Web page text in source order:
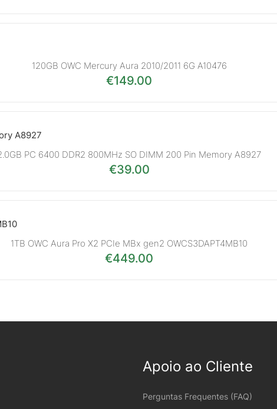
120GB OWC Mercury Aura 2010/2011 6G A10476
€149.00
PC 6400 DDR2 800MHz SO DIMM 200 Pin Memory A8927
€39.00
1TB OWC Aura Pro X2 PCIe MBx gen2 OWCS3DAPT4MB10
€449.00
Apoio ao Cliente
Perguntas Frequentes (FAQ)